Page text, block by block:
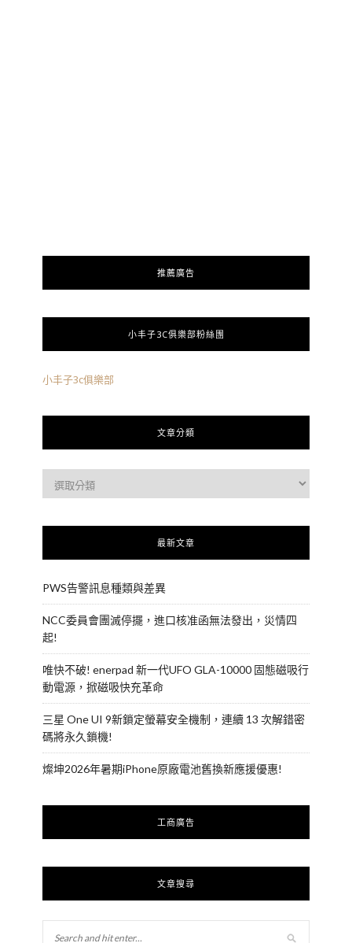
推薦廣告
小丰子3C俱樂部粉絲團
小丰子3c俱樂部
文章分類
最新文章
PWS告警訊息種類與差異
NCC委員會團滅停擺，進口核准函無法發出，災情四
起!
唯快不破! enerpad 新一代UFO GLA-10000 固態磁吸行
動電源，掀磁吸快充革命
三星 One UI 9新鎖定螢幕安全機制，連續 13 次解錯密
碼將永久鎖機!
燦坤2026年暑期iPhone原廠電池舊換新應援優惠!
工商廣告
文章搜尋